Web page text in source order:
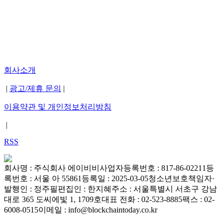
회사소개
광고/제휴 문의
이용약관 및 개인정보처리방침
RSS
회사명 : 주식회사 에이비비 사업자등록번호 : 817-86-02211등
록번호 : 서울 아 55861등록일 : 2025-03-05청소년보호책임자·
발행인 : 정주필편집인 : 한지혜 주소 : 서울특별시 서초구 강남
대로 365 도씨에빛 1, 1709호대표 전화 : 02-523-8885팩스 : 02-
6008-0515이메일 : info@blockchaintoday.co.kr